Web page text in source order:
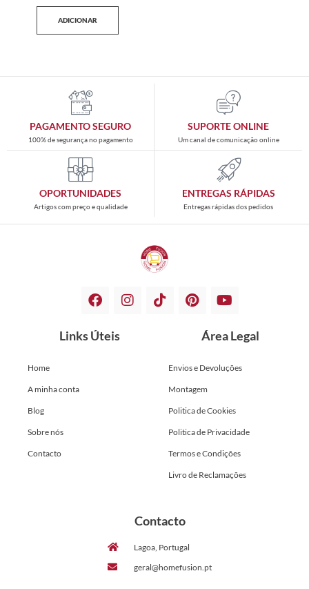
ADICIONAR
PAGAMENTO SEGURO
100% de segurança no pagamento
SUPORTE ONLINE
Um canal de comunicação online
OPORTUNIDADES
Artigos com preço e qualidade
ENTREGAS RÁPIDAS
Entregas rápidas dos pedidos
Links Úteis
Home
A minha conta
Blog
Sobre nós
Contacto
Área Legal
Envios e Devoluções
Montagem
Politica de Cookies
Politica de Privacidade
Termos e Condições
Livro de Reclamações
Contacto
Lagoa, Portugal
geral@homefusion.pt